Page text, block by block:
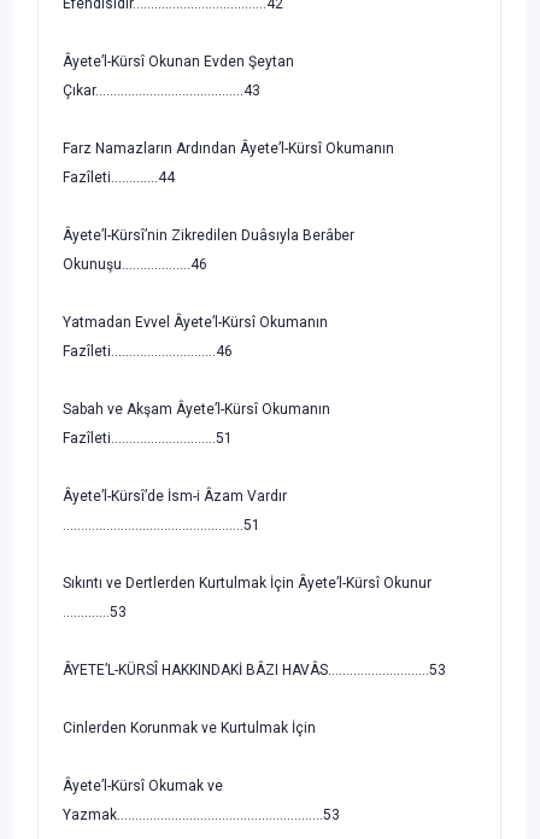
Âyete’l-Kürsî Okunan Evden Şeytan
Çıkar.........................................43
Farz Namazların Ardından Âyete’l-Kürsî Okumanın
Fazîleti.............44
Âyete’l-Kürsî’nin Zikredilen Duâsıyla Berâber
Okunuşu...................46
Yatmadan Evvel Âyete’l-Kürsî Okumanın
Fazîleti.............................46
Sabah ve Akşam Âyete’l-Kürsî Okumanın
Fazîleti.............................51
Âyete’l-Kürsî’de İsm-i Âzam Vardır
..................................................51
Sıkıntı ve Dertlerden Kurtulmak İçin Âyete’l-Kürsî Okunur
.............53
ÂYETE’L-KÜRSÎ HAKKINDAKİ BÂZI HAVÂS............................53
Cinlerden Korunmak ve Kurtulmak İçin
Âyete’l-Kürsî Okumak ve
Yazmak.........................................................53